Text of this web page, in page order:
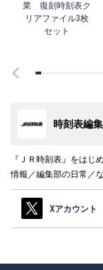
業 復刻時刻表ク
リアファイル3枚
セット
時刻表編
『ＪＲ時刻表』をはじ
情報／編集部の日常／
Xアカウント